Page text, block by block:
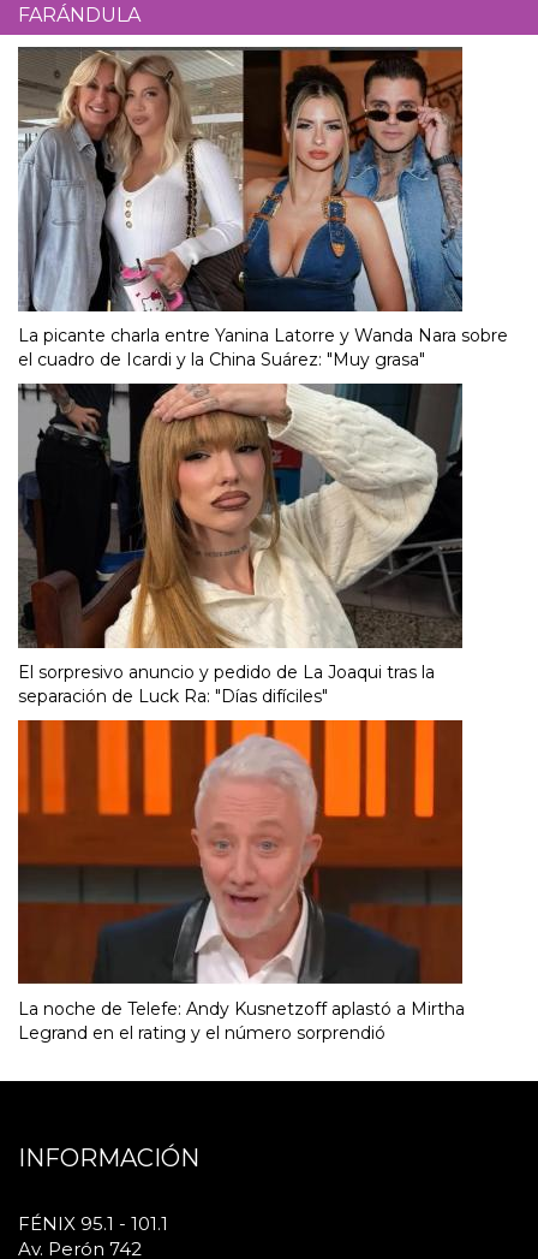
FARÁNDULA
La picante charla entre Yanina Latorre y Wanda Nara sobre
el cuadro de Icardi y la China Suárez: "Muy grasa"
El sorpresivo anuncio y pedido de La Joaqui tras la
separación de Luck Ra: "Días difíciles"
La noche de Telefe: Andy Kusnetzoff aplastó a Mirtha
Legrand en el rating y el número sorprendió
INFORMACIÓN
FÉNIX 95.1 - 101.1
Av. Perón 742